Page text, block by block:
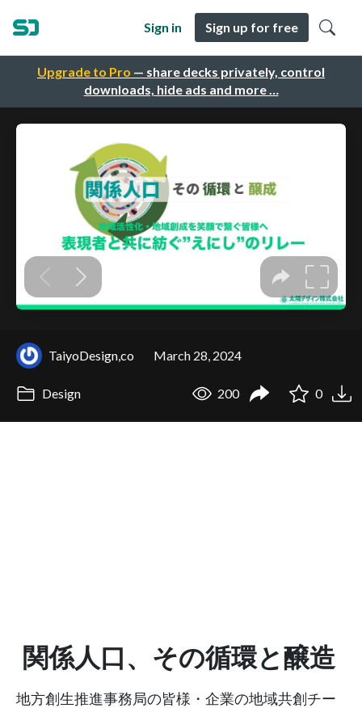
Upgrade to Pro — share decks privately, control
downloads, hide ads and more …
Sign in Sign up for free
TaiyoDesign,co March 28, 2024
Design 200 0
関係人口、その循環と醸造
地方創生推進事務局の皆様・企業の地域共創チー